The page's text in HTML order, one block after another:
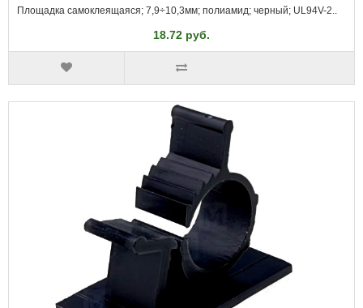
Площадка самоклеящаяся; 7,9÷10,3мм; полиамид; черный; UL94V-2..
18.72 руб.